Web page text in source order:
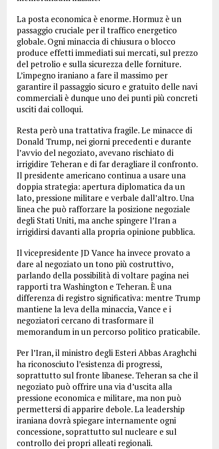
La posta economica è enorme. Hormuz è un
passaggio cruciale per il traffico energetico
globale. Ogni minaccia di chiusura o blocco
produce effetti immediati sui mercati, sul prezzo
del petrolio e sulla sicurezza delle forniture.
L’impegno iraniano a fare il massimo per
garantire il passaggio sicuro e gratuito delle navi
commerciali è dunque uno dei punti più concreti
usciti dai colloqui.
Resta però una trattativa fragile. Le minacce di
Donald Trump, nei giorni precedenti e durante
l’avvio del negoziato, avevano rischiato di
irrigidire Teheran e di far deragliare il confronto.
Il presidente americano continua a usare una
doppia strategia: apertura diplomatica da un
lato, pressione militare e verbale dall’altro. Una
linea che può rafforzare la posizione negoziale
degli Stati Uniti, ma anche spingere l’Iran a
irrigidirsi davanti alla propria opinione pubblica.
Il vicepresidente JD Vance ha invece provato a
dare al negoziato un tono più costruttivo,
parlando della possibilità di voltare pagina nei
rapporti tra Washington e Teheran. È una
differenza di registro significativa: mentre Trump
mantiene la leva della minaccia, Vance e i
negoziatori cercano di trasformare il
memorandum in un percorso politico praticabile.
Per l’Iran, il ministro degli Esteri Abbas Araghchi
ha riconosciuto l’esistenza di progressi,
soprattutto sul fronte libanese. Teheran sa che il
negoziato può offrire una via d’uscita alla
pressione economica e militare, ma non può
permettersi di apparire debole. La leadership
iraniana dovrà spiegare internamente ogni
concessione, soprattutto sul nucleare e sul
controllo dei propri alleati regionali.